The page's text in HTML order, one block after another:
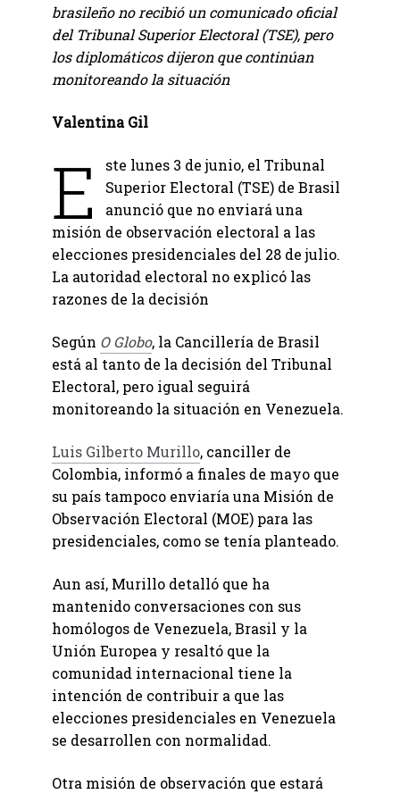
brasileño no recibió un comunicado oficial
del Tribunal Superior Electoral (TSE), pero
los diplomáticos dijeron que continúan
monitoreando la situación
Valentina Gil
E
ste lunes 3 de junio, el Tribunal
Superior Electoral (TSE) de Brasil
anunció que no enviará una
misión de observación electoral a las
elecciones presidenciales del 28 de julio.
La autoridad electoral no explicó las
razones de la decisión
Según O Globo, la Cancillería de Brasil
está al tanto de la decisión del Tribunal
Electoral, pero igual seguirá
monitoreando la situación en Venezuela.
Luis Gilberto Murillo, canciller de
Colombia, informó a finales de mayo que
su país tampoco enviaría una Misión de
Observación Electoral (MOE) para las
presidenciales, como se tenía planteado.
Aun así, Murillo detalló que ha
mantenido conversaciones con sus
homólogos de Venezuela, Brasil y la
Unión Europea y resaltó que la
comunidad internacional tiene la
intención de contribuir a que las
elecciones presidenciales en Venezuela
se desarrollen con normalidad.
Otra misión de observación que estará